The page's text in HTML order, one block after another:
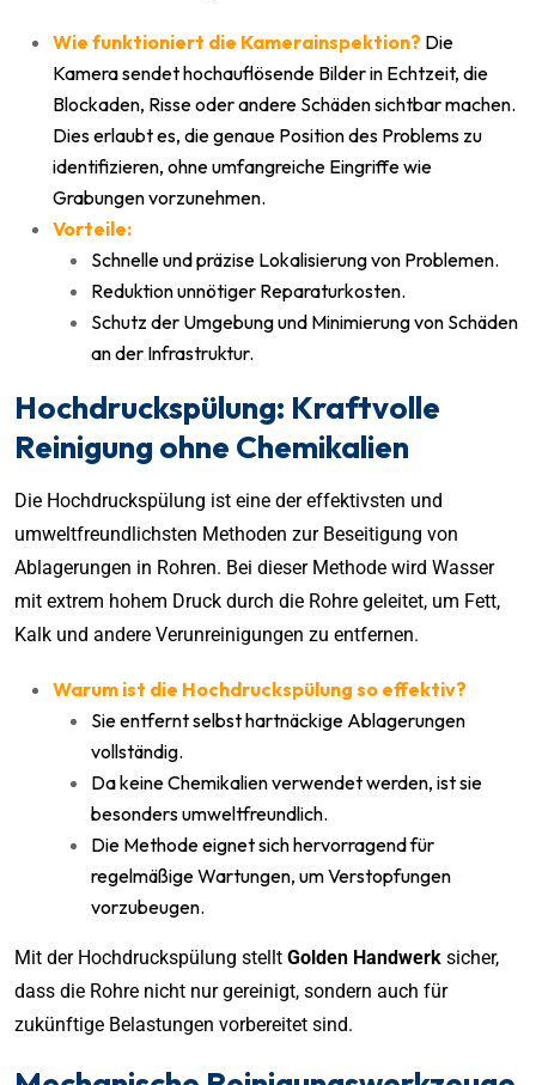
Wie funktioniert die Kamerainspektion? Die
Kamera sendet hochauflösende Bilder in Echtzeit, die
Blockaden, Risse oder andere Schäden sichtbar machen.
Dies erlaubt es, die genaue Position des Problems zu
identifizieren, ohne umfangreiche Eingriffe wie
Grabungen vorzunehmen.
Vorteile:
Schnelle und präzise Lokalisierung von Problemen.
Reduktion unnötiger Reparaturkosten.
Schutz der Umgebung und Minimierung von Schäden
an der Infrastruktur.
Hochdruckspülung: Kraftvolle
Reinigung ohne Chemikalien
Die Hochdruckspülung ist eine der effektivsten und
umweltfreundlichsten Methoden zur Beseitigung von
Ablagerungen in Rohren. Bei dieser Methode wird Wasser
mit extrem hohem Druck durch die Rohre geleitet, um Fett,
Kalk und andere Verunreinigungen zu entfernen.
Warum ist die Hochdruckspülung so effektiv?
Sie entfernt selbst hartnäckige Ablagerungen
vollständig.
Da keine Chemikalien verwendet werden, ist sie
besonders umweltfreundlich.
Die Methode eignet sich hervorragend für
regelmäßige Wartungen, um Verstopfungen
vorzubeugen.
Mit der Hochdruckspülung stellt Golden Handwerk sicher,
dass die Rohre nicht nur gereinigt, sondern auch für
zukünftige Belastungen vorbereitet sind.